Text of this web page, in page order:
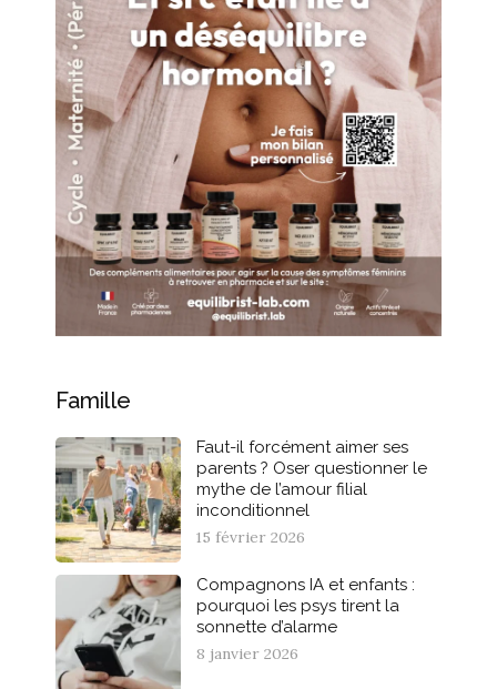
Famille
Faut-il forcément aimer ses
parents ? Oser questionner le
mythe de l’amour filial
inconditionnel
15 février 2026
Compagnons IA et enfants :
pourquoi les psys tirent la
sonnette d’alarme
8 janvier 2026